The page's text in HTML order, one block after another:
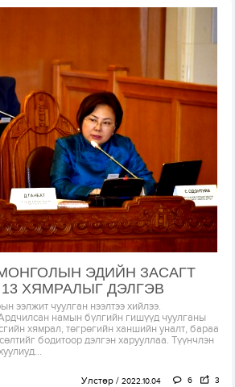
ЭДИЙН ЗАСАГТ
ХЯМРАЛЫГ ДЭЛГЭВ
чуулган нээлтээ хийлээ.
намын бүлгийн гишүүд чуулганы
хямрал, төгрөгийн ханшийн уналт, бараа
бодитоор дэлгэн харууллаа. Түүнчлэн
Улстөр 2022.10.04 6 3